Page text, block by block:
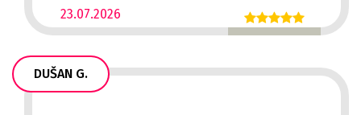
23.07.2026
DUŠAN G.